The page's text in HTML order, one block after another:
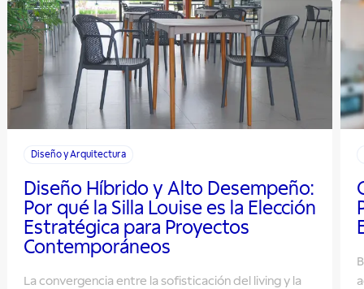
Diseño y Arquitectura
Diseño Híbrido y Alto Desempeño:
Por qué la Silla Louise es la Elección
Estratégica para Proyectos
Contemporáneos
La convergencia entre la sofisticación del living y la